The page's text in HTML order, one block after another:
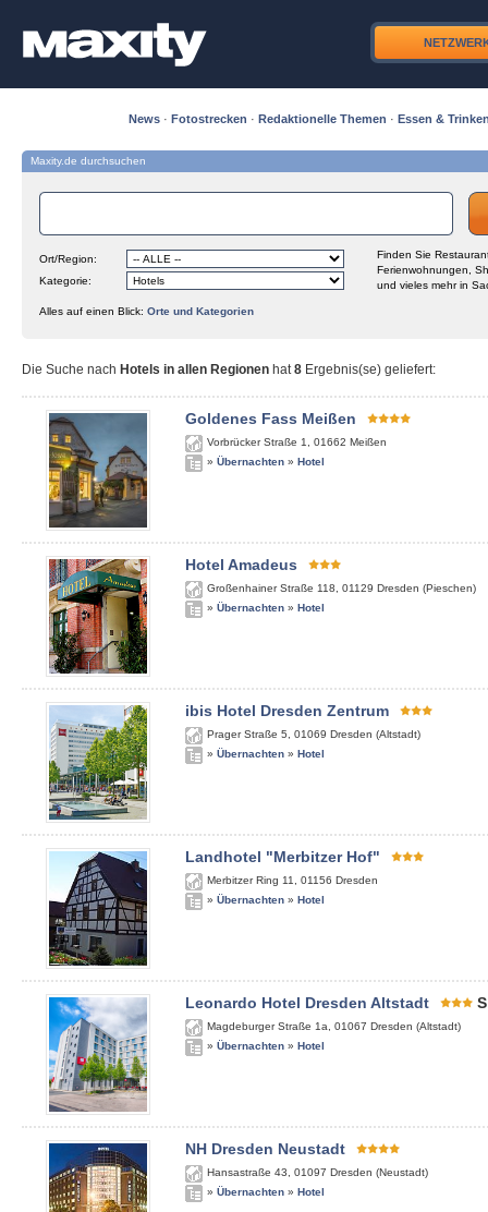
News · Fotostrecken · Redaktionelle Themen · Essen &
Maxity.de durchsuchen
Ort/Region:
Kategorie:
Finden Sie
Ferienwohnungen,
und vieles mehr in
Alles auf einen Blick: Orte und Kategorien
Die Suche nach Hotels in allen Regionen hat8 Ergebnis(se) geliefert:
Goldenes Fass Meißen
Vorbrücker Straße 1 01662 Meißen
» Übernachten » Hotel
Hotel Amadeus
Großenhainer Straße 118 01129 Dresden (Pieschen)
» Übernachten » Hotel
ibis Hotel Dresden Zentrum
Prager Straße 5 01069 Dresden (Altstadt)
» Übernachten » Hotel
Landhotel "Merbitzer Hof"
Merbitzer Ring 11 01156 Dresden
» Übernachten » Hotel
Leonardo Hotel Dresden Altstadt S
Magdeburger Straße 1a 01067 Dresden (Altstadt)
» Übernachten » Hotel
NH Dresden Neustadt
Hansastraße 43 01097 Dresden (Neustadt)
» Übernachten » Hotel